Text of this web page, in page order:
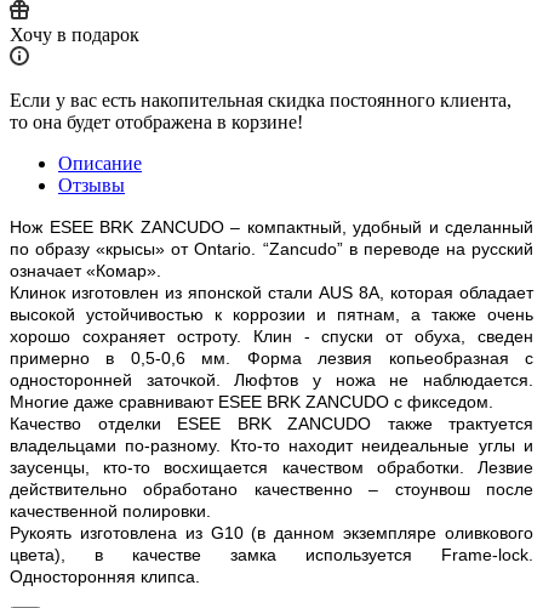
Хочу в подарок
Если у вас есть накопительная скидка постоянного клиента,
то она будет отображена в корзине!
Описание
Отзывы
Нож ESEE BRK ZANCUDO – компактный, удобный и сделанный
по образу «крысы» от Ontario. “Zancudo” в переводе на русский
означает «Комар».
Клинок изготовлен из японской стали AUS 8A, которая обладает
высокой устойчивостью к коррозии и пятнам, а также очень
хорошо сохраняет остроту. Клин - спуски от обуха, сведен
примерно в 0,5-0,6 мм. Форма лезвия копьеобразная с
односторонней заточкой. Люфтов у ножа не наблюдается.
Многие даже сравнивают ESEE BRK ZANCUDO с фикседом.
Качество отделки ESEE BRK ZANCUDO также трактуется
владельцами по-разному. Кто-то находит неидеальные углы и
заусенцы, кто-то восхищается качеством обработки. Лезвие
действительно обработано качественно – стоунвош после
качественной полировки.
Рукоять изготовлена из G10 (в данном экземпляре оливкового
цвета), в качестве замка используется Frame-lock.
Односторонняя клипса.